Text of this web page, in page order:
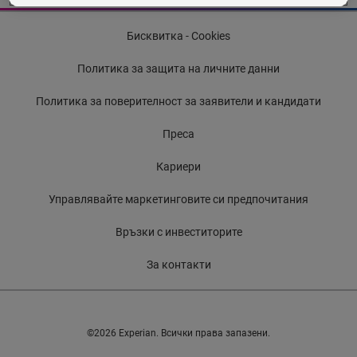
Бисквитка - Cookies
Политика за защита на личните данни
Политика за поверителност за заявители и кандидати
Преса
Кариери
Управлявайте маркетинговите си предпочитания
Връзки с инвеститорите
За контакти
©2026 Experian. Всички права запазени.